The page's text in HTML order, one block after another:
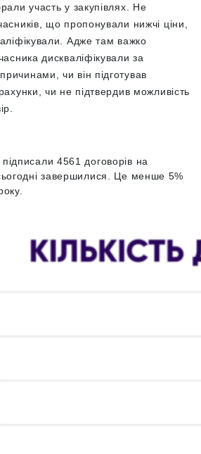
участь у закупівлях. Не
що пропонували нижчі ціни,
Адже там важко
дискваліфікували за
чи він підготував
чи не підтвердив можливість
4561 договорів на
завершилися. Це менше 5%